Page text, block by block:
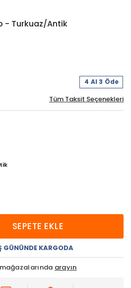
- Turkuaz/Antik
4 Al 3 Öde
Tüm Taksit Seçenekleri
SEPETE EKLE
GÜNÜNDE KARGODA
arayın